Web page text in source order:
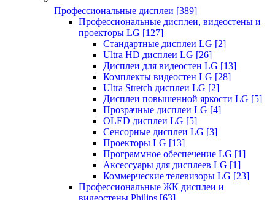
Профессиональные дисплеи [389]
Профессиональные дисплеи, видеостены и
проекторы LG [127]
Стандартные дисплеи LG [2]
Ultra HD дисплеи LG [26]
Дисплеи для видеостен LG [13]
Комплекты видеостен LG [28]
Ultra Stretch дисплеи LG [2]
Дисплеи повышенной яркости LG [5]
Прозрачные дисплеи LG [4]
OLED дисплеи LG [5]
Сенсорные дисплеи LG [3]
Проекторы LG [13]
Программное обеспечение LG [1]
Аксессуары для дисплеев LG [1]
Коммерческие телевизоры LG [23]
Профессиональные ЖК дисплеи и
видеостены Philips [63]